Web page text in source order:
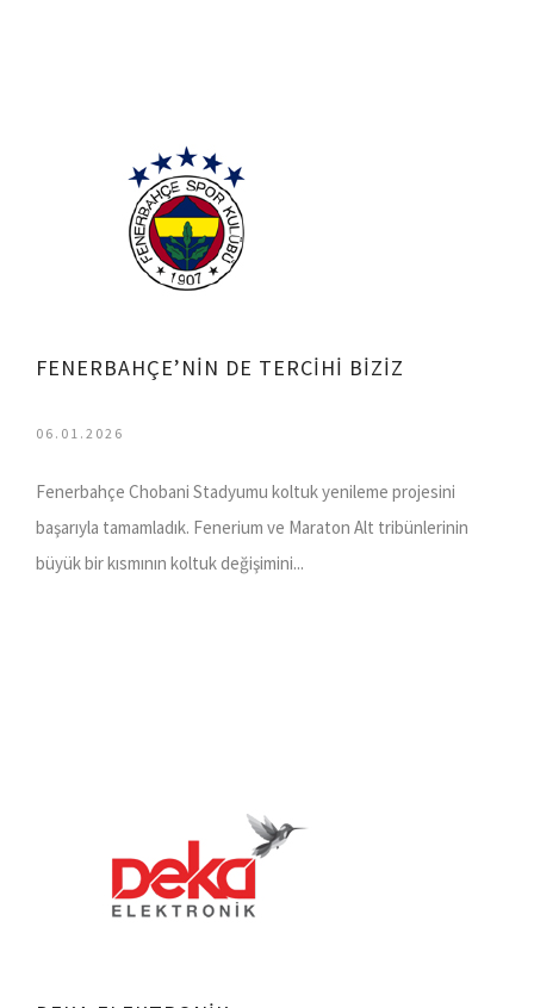
FENERBAHÇE’NİN DE TERCİHİ BİZİZ
06.01.2026
Fenerbahçe Chobani Stadyumu koltuk yenileme projesini
başarıyla tamamladık. Fenerium ve Maraton Alt tribünlerinin
büyük bir kısmının koltuk değişimini...